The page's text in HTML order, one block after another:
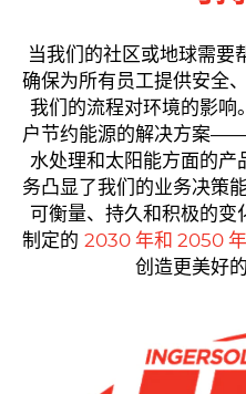
当我们的社区或地球需要
确保为所有员工提供安全
我们的流程对环境的影响
户节约能源的解决方案
水处理和太阳能方面的产
务凸显了我们的业务决策
可衡量、持久和积极的变
制定的 2030 年和 2050
创造更美好